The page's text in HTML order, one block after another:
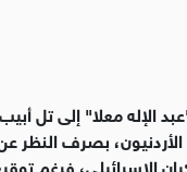
الإله معلا" إلى تل
بصرف النظر
الإسرائيلي، فرغم